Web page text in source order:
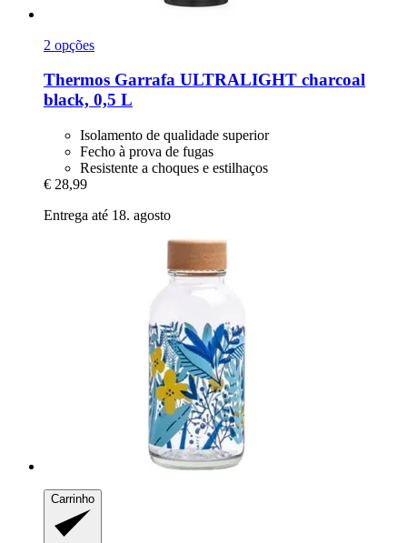
2 opções
Thermos Garrafa ULTRALIGHT charcoal
black, 0,5 L
Isolamento de qualidade superior
Fecho à prova de fugas
Resistente a choques e estilhaços
€ 28,99
Entrega até 18. agosto
Carrinho